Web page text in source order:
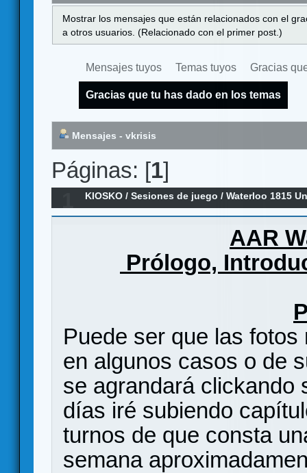
Mostrar los mensajes que están relacionados con el
a otros usuarios. (Relacionado con el primer post.)
Mensajes tuyos Temas tuyos Gracias
Gracias que tu has dado en los temas
Mensajes - vkrisis
Páginas: [1]
KIOSKO /Sesiones de juego /Waterloo 1815
AAR
Prólogo,
Puede ser que las
en algunos casos o de
se agrandará clickando
días iré subiendo
turnos de que consta
semana